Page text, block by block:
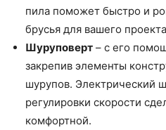
пила поможет быстро и
брусья для вашего
Шуруповерт – с его
закрепив элементы
шурупов. Электрический
регулировки скорости
комфортной.